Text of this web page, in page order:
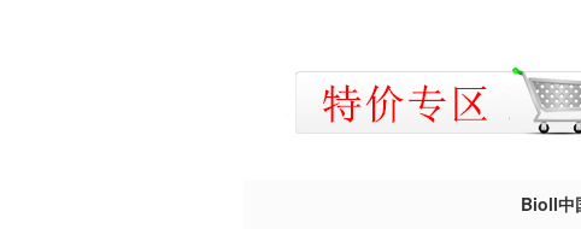
Bioll中